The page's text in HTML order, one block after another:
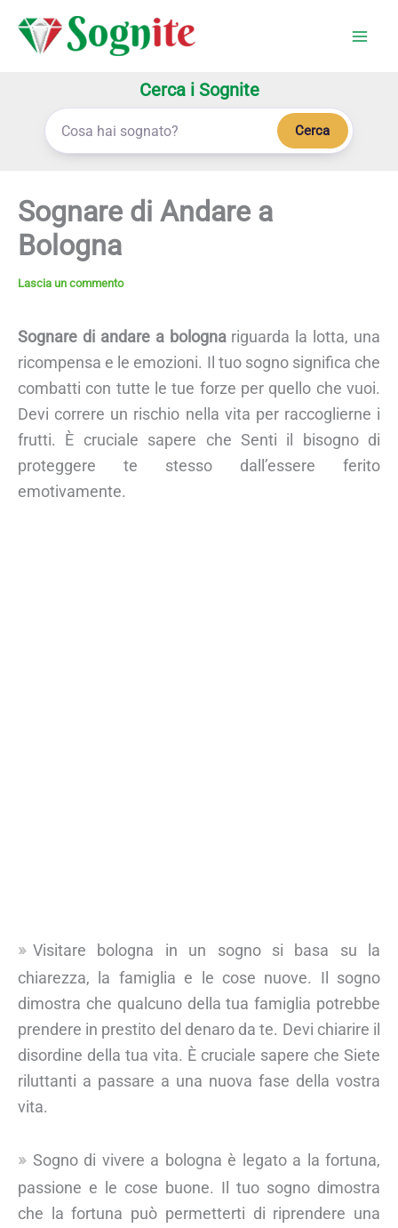
Cerca i Sognite
Cerca
Sognare di Andare a
Bologna
Lascia un commento
Sognare di andare a bolognariguarda la lotta, una
ricompensa e le emozioni. Il tuo sogno significa che
combatti con tutte le tue forze per quello che vuoi.
Devi correre un rischio nella vita per raccoglierne i
frutti. È cruciale sapere che Senti il bisogno di
proteggere te stesso dall’essere ferito
emotivamente.
Visitare bologna in un sogno si basa su la
chiarezza, la famiglia e le cose nuove. Il sogno
dimostra che qualcuno della tua famiglia potrebbe
prendere in prestito del denaro da te. Devi chiarire il
disordine della tua vita. È cruciale sapere che Siete
riluttanti a passare a una nuova fase della vostra
vita.
Sogno di vivere a bologna è legato a la fortuna,
passione e le cose buone. Il tuo sogno dimostra
che la fortuna può permetterti di riprendere una